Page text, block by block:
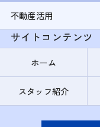
不動産活用
サイトコンテンツ
ホーム
スタッフ紹介